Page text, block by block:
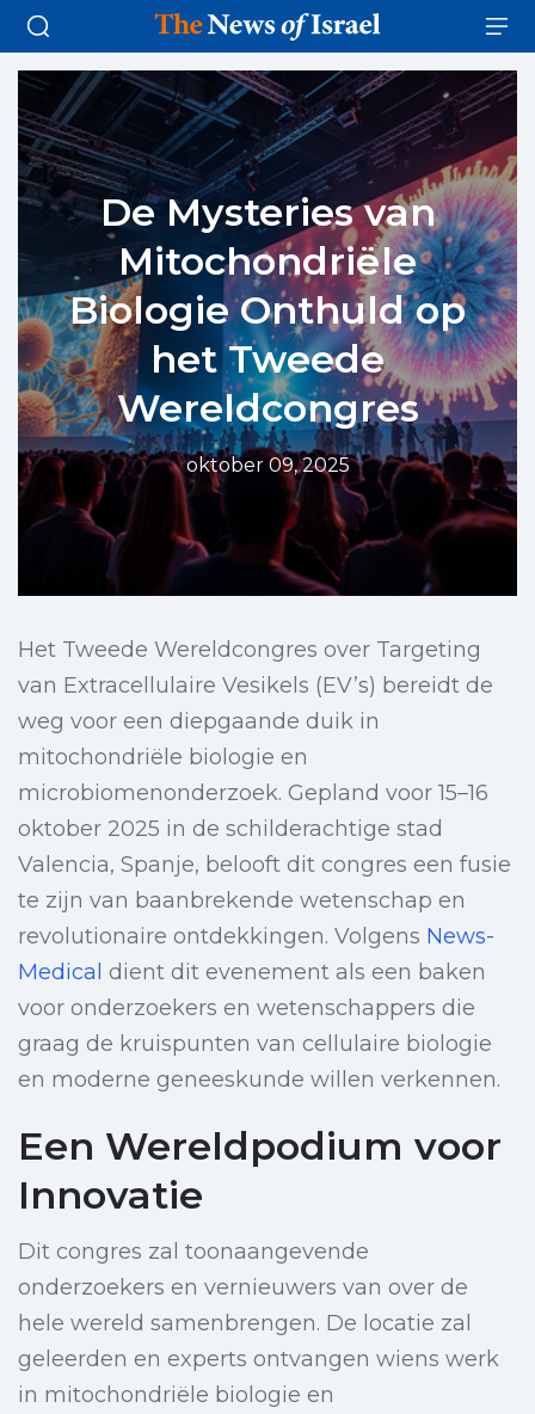
De Mysteries van
Mitochondriёle
Biologie Onthuld op
het Tweede
Wereldcongres
oktober 09, 2025
Het Tweede Wereldcongres over Targeting
van Extracellulaire Vesikels (EV’s) bereidt de
weg voor een diepgaande duik in
mitochondriёle biologie en
microbiomenonderzoek. Gepland voor 15–16
oktober 2025 in de schilderachtige stad
Valencia, Spanje, belooft dit congres een fusie
te zijn van baanbrekende wetenschap en
revolutionaire ontdekkingen. Volgens News-
Medical dient dit evenement als een baken
voor onderzoekers en wetenschappers die
graag de kruispunten van cellulaire biologie
en moderne geneeskunde willen verkennen.
Een Wereldpodium voor
Innovatie
Dit congres zal toonaangevende
onderzoekers en vernieuwers van over de
hele wereld samenbrengen. De locatie zal
geleerden en experts ontvangen wiens werk
in mitochondriёle biologie en